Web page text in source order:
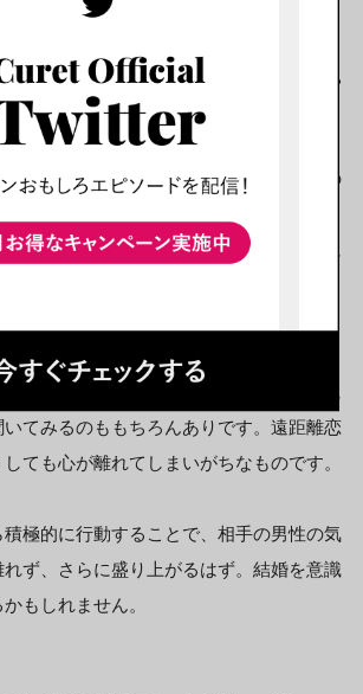
に行くときの『交通費負担ルー
によって、『交通費の問題』は大きくの
行く側がどちらか一方に固定される場
負担になってしまいます。交互に会いに
ならない方法』を考えておいたほうがよ
距離恋愛にさみしさを感じたら「会いに
てみるのももちろんありです。遠距離恋
ても心が離れてしまいがちなものです。
極的に行動することで、相手の男性の気
ず、さらに盛り上がるはず。結婚を意識
もしれません。